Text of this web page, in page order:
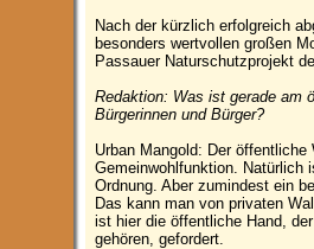
Nach der kürzlich erfolgreich
besonders wertvollen großen
Passauer Naturschutzprojekt
Redaktion: Was ist gerade am
Bürgerinnen und Bürger?
Urban Mangold: Der
Gemeinwohlfunktion. Natürlich
Ordnung. Aber zumindest ein
Das kann man von privaten
ist hier die öffentliche Hand,
gehören, gefordert.